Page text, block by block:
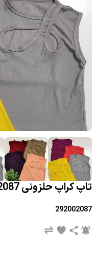
تاپ کراپ حلزونی 292002087
292002087